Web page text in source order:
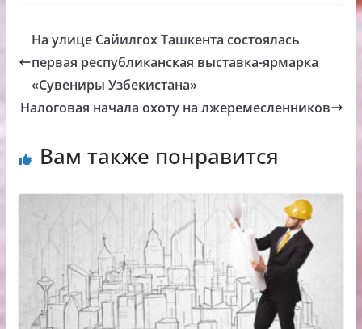
На улице Сайилгох Ташкента состоялась
первая республиканская выставка-ярмарка
«Сувениры Узбекистана»
Налоговая начала охоту на лжеремесленников
Вам также понравится